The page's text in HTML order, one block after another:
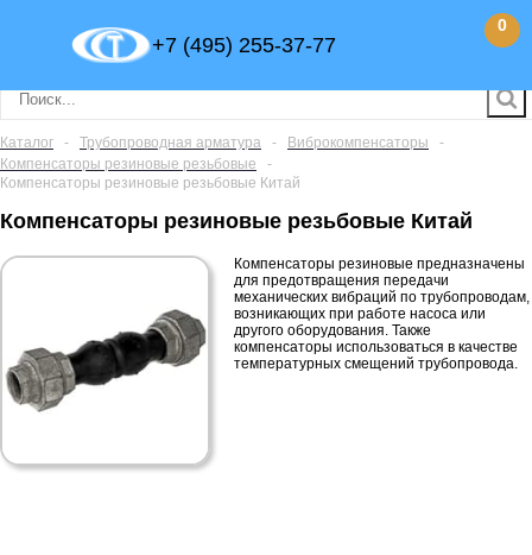
+7 (495) 255-37-77
0
Каталог - Трубопроводная арматура - Виброкомпенсаторы
-
Компенсаторы резиновые резьбовые
-
Компенсаторы резиновые резьбовые Китай
Компенсаторы резиновые резьбовые Китай
Компенсаторы резиновые предназначены
для предотвращения передачи
механических вибраций по трубопроводам,
возникающих при работе насоса или
другого оборудования. Также
компенсаторы использоваться в качестве
температурных смещений трубопровода.